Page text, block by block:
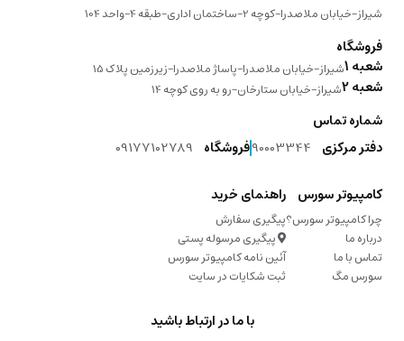
شیراز-خیابان ملاصدرا-کوچه 2-ساختمان اداری-طبقه 4-واحد 104
فروشگاه
شعبه 1 شیراز-خیابان ملاصدرا-پاساژ ملاصدرا-زیرزمین پلاک 15
شعبه 2 شیراز-خیابان ستارخان-رو به روی کوچه 14
شماره تماس
دفتر مرکزی 90003344فروشگاه 09177102789
کامپیوتر سورس
چرا کامپیوتر سورس؟
درباره ما
تماس با ما
سورس مگ
راهنمای خرید
پیگیری سفارش
پیگیری مرسوله پستی
آئین نامه کامپیوتر سورس
ثبت شکایات در سایت
با ما در ارتباط باشید